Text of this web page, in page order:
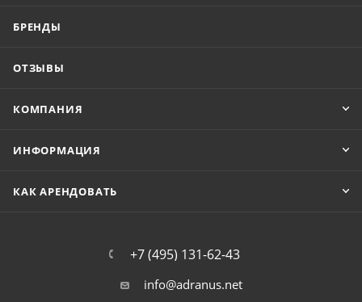
БРЕНДЫ
ОТЗЫВЫ
КОМПАНИЯ
ИНФОРМАЦИЯ
КАК АРЕНДОВАТЬ
+7 (495) 131-62-43
info@adranus.net